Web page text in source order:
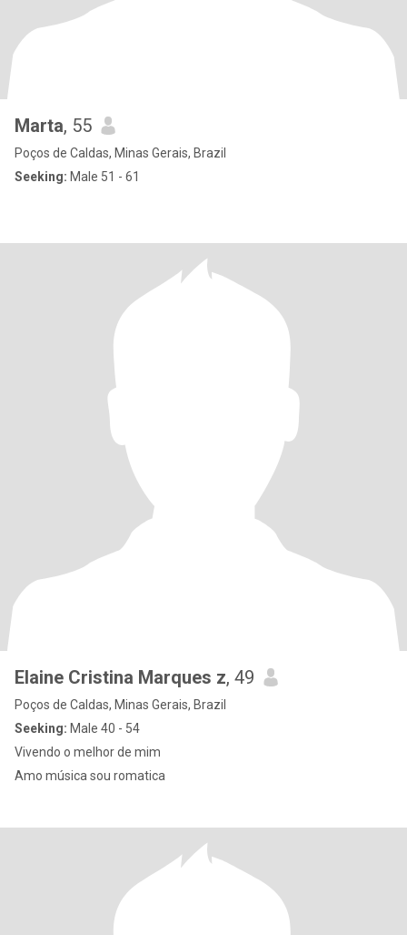
Marta, 55
Poços de Caldas, Minas Gerais, Brazil
Seeking: Male 51 - 61
Elaine Cristina Marques z, 49
Poços de Caldas, Minas Gerais, Brazil
Seeking: Male 40 - 54
Vivendo o melhor de mim
Amo música sou romatica